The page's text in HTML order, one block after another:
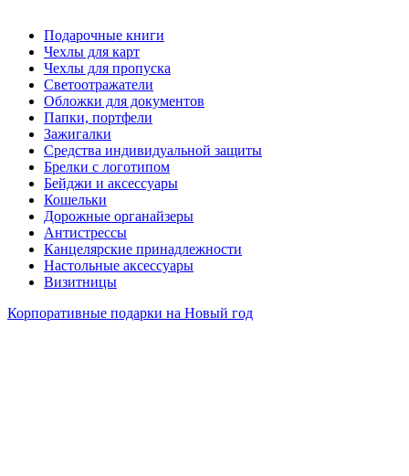
Подарочные книги
Чехлы для карт
Чехлы для пропуска
Светоотражатели
Обложки для документов
Папки, портфели
Зажигалки
Средства индивидуальной защиты
Брелки с логотипом
Бейджи и аксессуары
Кошельки
Дорожные органайзеры
Антистрессы
Канцелярские принадлежности
Настольные аксессуары
Визитницы
Корпоративные подарки на Новый год